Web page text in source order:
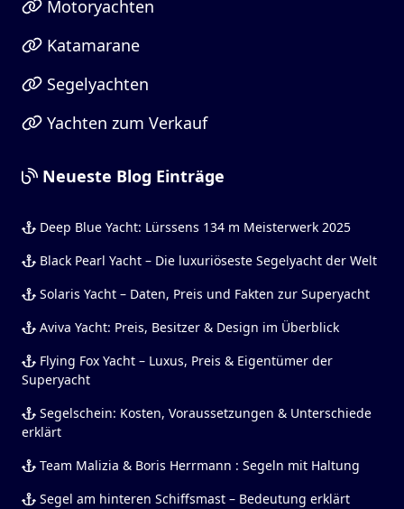
Motoryachten
Katamarane
Segelyachten
Yachten zum Verkauf
Neueste Blog Einträge
Deep Blue Yacht: Lürssens 134 m Meisterwerk 2025
Black Pearl Yacht – Die luxuriöseste Segelyacht der Welt
Solaris Yacht – Daten, Preis und Fakten zur Superyacht
Aviva Yacht: Preis, Besitzer & Design im Überblick
Flying Fox Yacht – Luxus, Preis & Eigentümer der
Superyacht
Segelschein: Kosten, Voraussetzungen & Unterschiede
erklärt
Team Malizia & Boris Herrmann : Segeln mit Haltung
Segel am hinteren Schiffsmast – Bedeutung erklärt